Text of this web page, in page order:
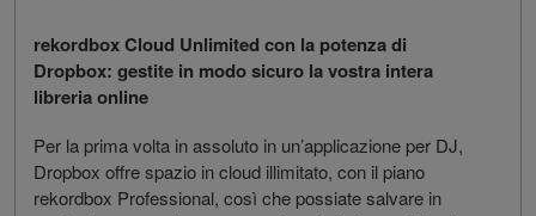
rekordbox Cloud Unlimited con la potenza di
Dropbox: gestite in modo sicuro la vostra intera
libreria online
Per la prima volta in assoluto in un’applicazione per DJ,
Dropbox offre spazio in cloud illimitato, con il piano
rekordbox Professional, così che possiate salvare in